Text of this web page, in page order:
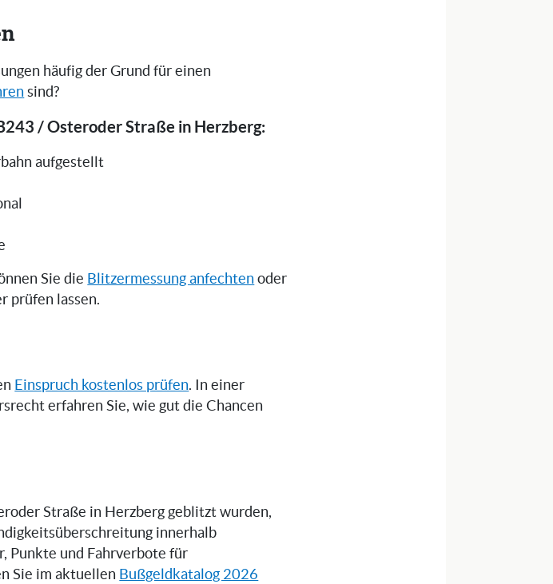
häufig der Grund für einen
sind?
/ Osteroder Straße in Herzberg:
aufgestellt
Sie die Blitzermessung anfechten oder
prüfen lassen.
Einspruch kostenlos prüfen. In einer
erfahren Sie, wie gut die Chancen
Straße in Herzberg geblitzt wurden,
innerhalb
Punkte und Fahrverbote für
Sie im aktuellen Bußgeldkatalog 2026